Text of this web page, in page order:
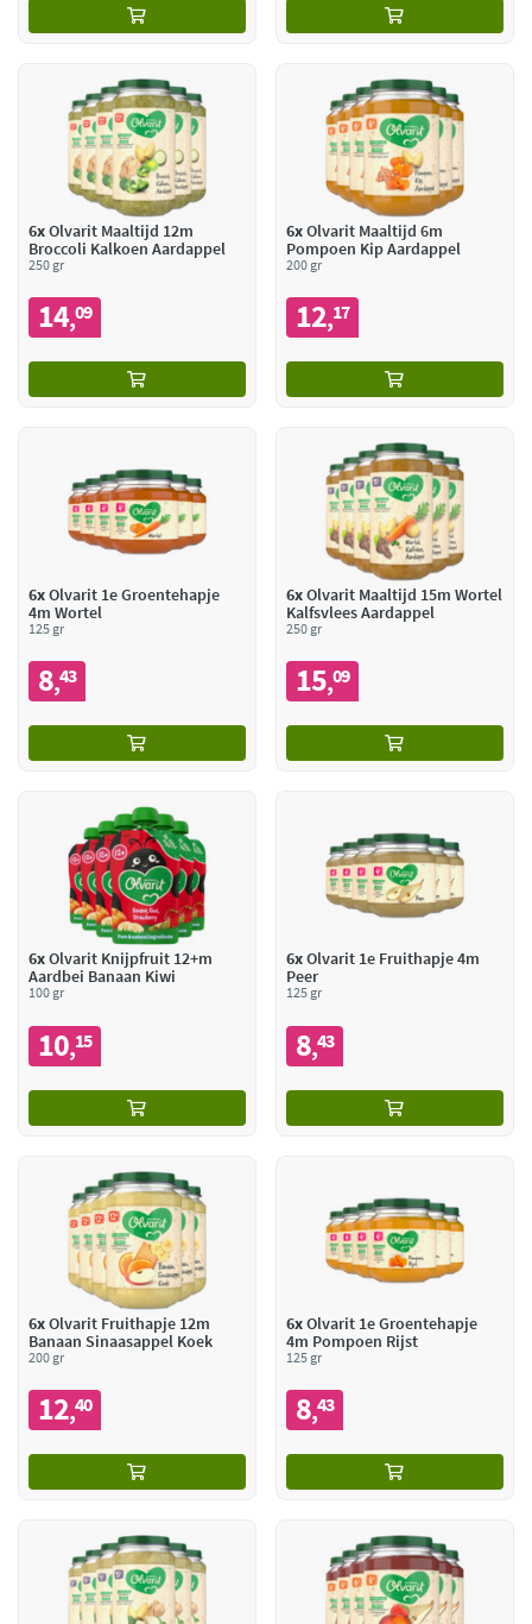
6xOlvarit Maaltijd 12m
Broccoli Kalkoen Aardappel
250 gr
14,09
6xOlvarit Maaltijd 6m
Pompoen Kip Aardappel
200 gr
12,17
6xOlvarit 1e Groentehapje
4m Wortel
125 gr
8,43
6xOlvarit Maaltijd 15m Wortel
Kalfsvlees Aardappel
250 gr
15,09
6xOlvarit Knijpfruit 12+m
Aardbei Banaan Kiwi
100 gr
10,15
6xOlvarit 1e Fruithapje 4m
Peer
125 gr
8,43
6xOlvarit Fruithapje 12m
Banaan Sinaasappel Koek
200 gr
12,40
6xOlvarit 1e Groentehapje
4m Pompoen Rijst
125 gr
8,43